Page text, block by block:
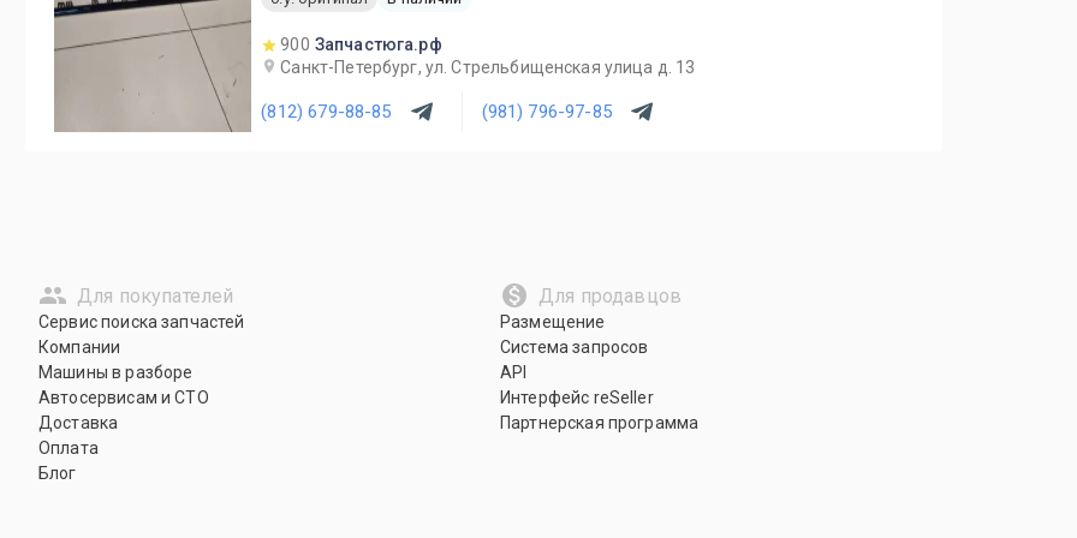
900 Запчастюга.рф
Санкт-Петербург, ул. Стрельбищенская улица д. 13
(812) 679-88-85 (981) 796-97-85
Для покупателей
Сервис поиска запчастей
Компании
Машины в разборе
Автосервисам и СТО
Доставка
Оплата
Блог
Для продавцов
Размещение
Система запросов
API
Интерфейс reSeller
Партнерская программа